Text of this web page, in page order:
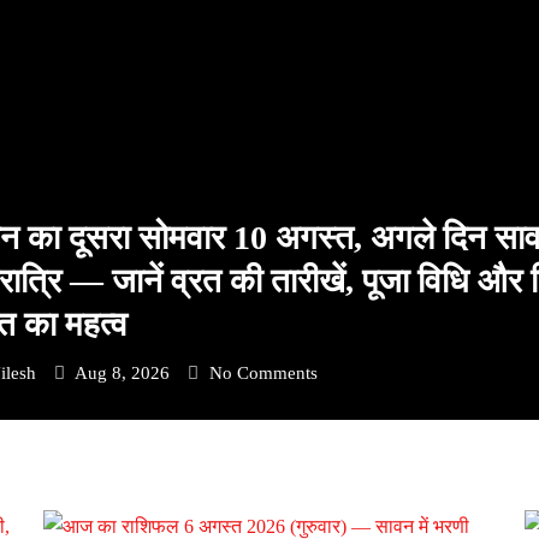
का दूसरा सोमवार 10 अगस्त, अगले दिन
— जानें व्रत की तारीखें, पूजा विधि और
का महत्व
Aug 8, 2026 No Comments